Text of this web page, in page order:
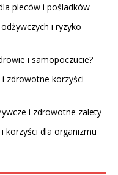
pleców i pośladków
i ryzyko
i samopoczucie?
zdrowotne korzyści
i zdrowotne zalety
korzyści dla organizmu